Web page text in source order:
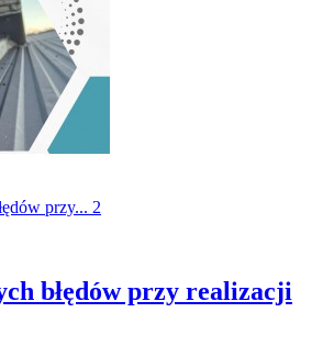
błędów przy realizacji